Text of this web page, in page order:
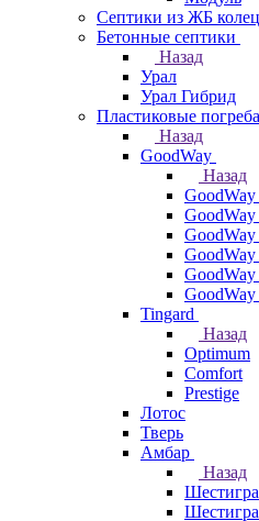
Септики из ЖБ колец
Бетонные септики
Назад
Урал
Урал Гибрид
Пластиковые погреба
Назад
GoodWay
Назад
Tingard
Назад
Optimum
Comfort
Prestige
Лотос
Тверь
Амбар
Назад